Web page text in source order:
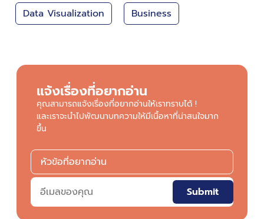
Data Visualization Business
แจ้งเรื่องที่อยากอ่าน
คุณสามารถแจ้งเรื่องที่อยากอ่านให้เราทราบได้ !
และเราจะนำไปพัฒนาบทความให้มีเนื้อหาที่น่าสนใจมาก
ขึ้น
Submit